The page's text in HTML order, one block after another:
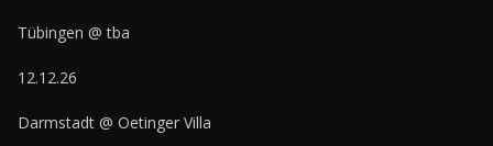
Tübingen @ tba
12.12.26
Darmstadt @ Oetinger Villa